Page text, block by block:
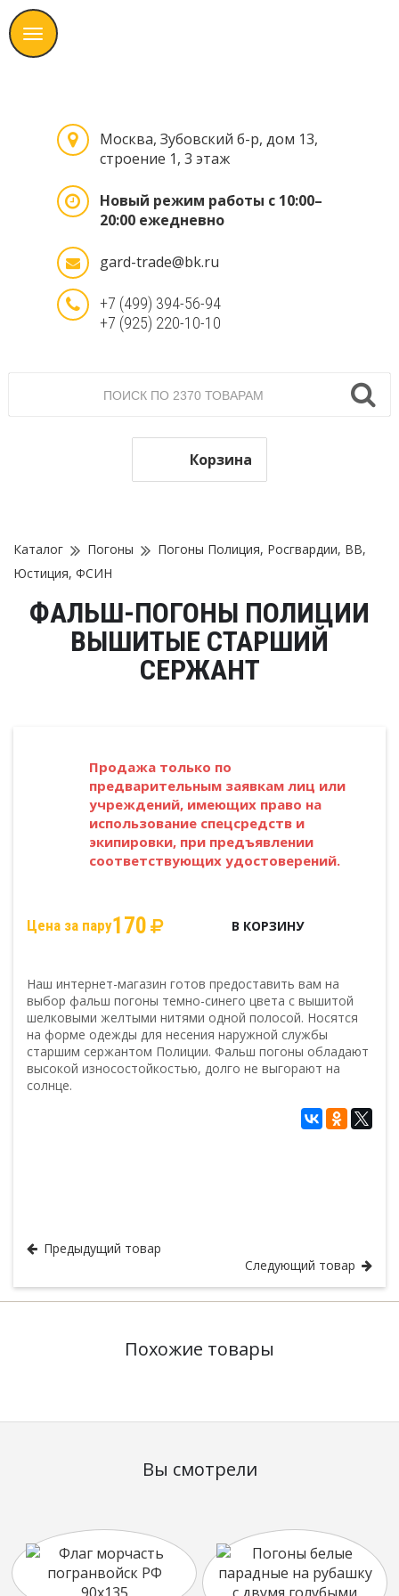
Москва, Зубовский б-р, дом 13,
строение 1, 3 этаж
Новый режим работы с 10:00–
20:00 ежедневно
gard-trade@bk.ru
+7 (499) 394-56-94
+7 (925) 220-10-10
Корзина
Каталог Погоны
Погоны Полиция, Росгвардии, ВВ,
Юстиция, ФСИН
ФАЛЬШ-ПОГОНЫ ПОЛИЦИИ
ВЫШИТЫЕ СТАРШИЙ
СЕРЖАНТ
Продажа только по
предварительным заявкам лиц или
учреждений, имеющих право на
использование спецсредств и
экипировки, при предъявлении
соответствующих удостоверений.
Цена за пару170 В КОРЗИНУ
Наш интернет-магазин готов предоставить вам на
выбор фальш погоны темно-синего цвета с вышитой
шелковыми желтыми нитями одной полосой. Носятся
на форме одежды для несения наружной службы
старшим сержантом Полиции. Фальш погоны обладают
высокой износостойкостью, долго не выгорают на
солнце.
Предыдущий товар
Следующий товар
Похожие товары
Вы смотрели